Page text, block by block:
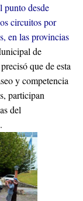
punto desde
circuitos por
en las provincias
de
que de esta
y competencia
participan
del